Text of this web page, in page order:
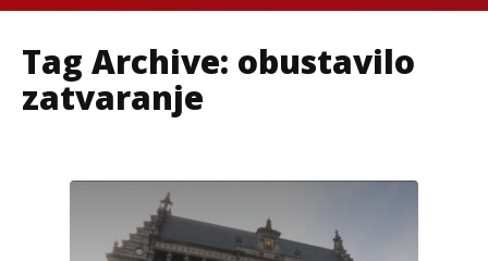
Tag Archive: obustavilo
zatvaranje